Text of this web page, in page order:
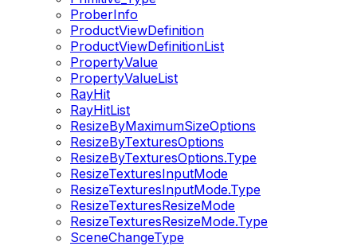
ProberInfo
ProductViewDefinition
ProductViewDefinitionList
PropertyValue
PropertyValueList
RayHit
RayHitList
ResizeByMaximumSizeOptions
ResizeByTexturesOptions
ResizeByTexturesOptions.Type
ResizeTexturesInputMode
ResizeTexturesInputMode.Type
ResizeTexturesResizeMode
ResizeTexturesResizeMode.Type
SceneChangeType